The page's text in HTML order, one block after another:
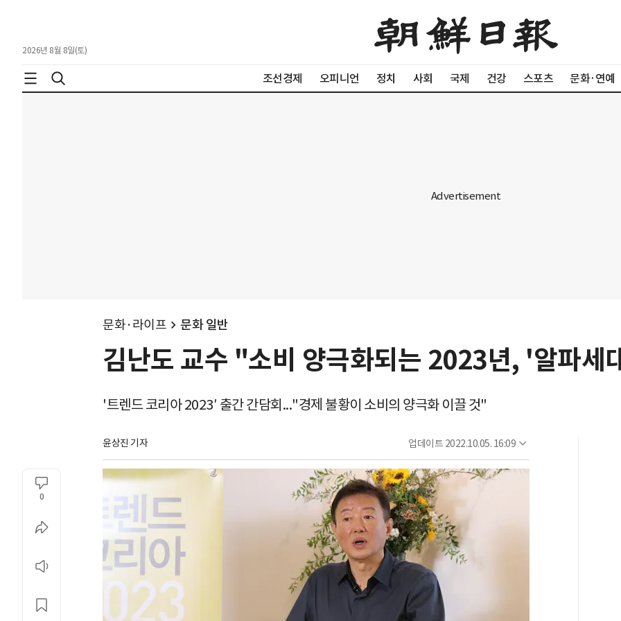
2026년 8월 8일(토)
조선경제 오피니언 정치 사회 국제 건강 스포츠 문화·연예
문화·라이프 문화 일반
김난도 교수 "소비 양극화되는 2023년, '알파세
'트렌드 코리아 2023′ 출간 간담회..."경제 불황이 소비의 양극화 이끌 것"
윤상진 기자 업데이트 2022.10.05. 16:09
0